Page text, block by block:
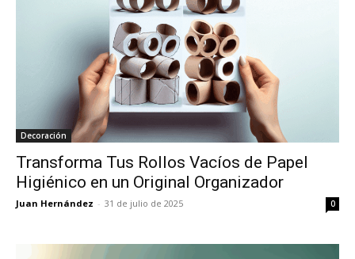
Decoración
Transforma Tus Rollos Vacíos de Papel
Higiénico en un Original Organizador
Juan Hernández - 31 de julio de 2025 0